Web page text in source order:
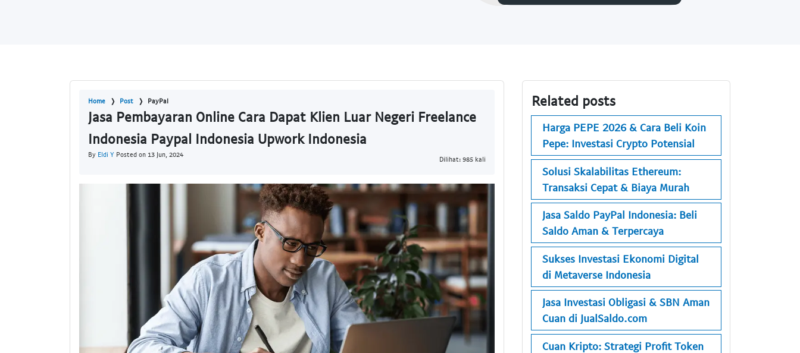
Home Post PayPal
Jasa Pembayaran Online Cara Dapat Klien Luar Negeri Freelance
Indonesia Paypal Indonesia Upwork Indonesia
By Eldi Y Posted on 13 Jun, 2024
Dilihat: 985 kali
Related posts
Harga PEPE 2026 & Cara Beli Koin
Pepe: Investasi Crypto Potensial
Solusi Skalabilitas Ethereum:
Transaksi Cepat & Biaya Murah
Jasa Saldo PayPal Indonesia: Beli
Saldo Aman & Terpercaya
Sukses Investasi Ekonomi Digital
di Metaverse Indonesia
Jasa Investasi Obligasi & SBN Aman
Cuan di JualSaldo.com
Cuan Kripto: Strategi Profit Token